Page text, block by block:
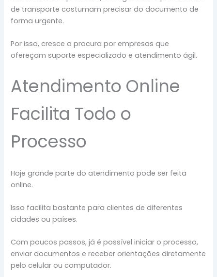
de transporte costumam precisar do documento de
forma urgente.
Por isso, cresce a procura por empresas que
ofereçam suporte especializado e atendimento ágil.
Atendimento Online
Facilita Todo o
Processo
Hoje grande parte do atendimento pode ser feita
online.
Isso facilita bastante para clientes de diferentes
cidades ou países.
Com poucos passos, já é possível iniciar o processo,
enviar documentos e receber orientações diretamente
pelo celular ou computador.